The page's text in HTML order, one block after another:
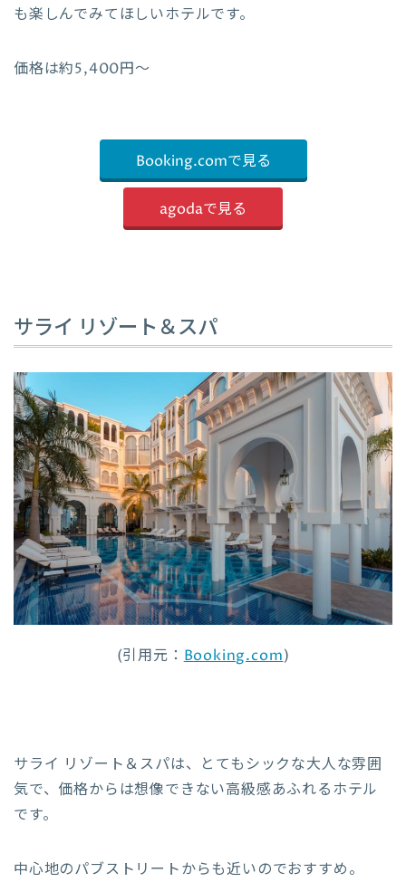
も楽しんでみてほしいホテルです。
価格は約5,400円〜
Booking.comで見る
agodaで見る
サライ リゾート＆スパ
(引用元： Booking.com)
サライ リゾート＆スパは、とてもシックな大人な雰囲
気で、価格からは想像できない高級感あふれるホテル
です。
中心地のパブストリートからも近いのでおすすめ。